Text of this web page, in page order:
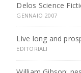
Delos Science
GENNAIO 2007
Live long and
EDITORIALI